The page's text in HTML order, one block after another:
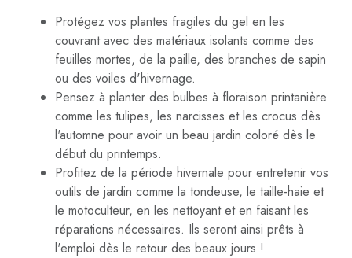
Protégez vos plantes fragiles du gel en les
couvrant avec des matériaux isolants comme des
feuilles mortes, de la paille, des branches de sapin
ou des voiles d'hivernage.
Pensez à planter des bulbes à floraison printanière
comme les tulipes, les narcisses et les crocus dès
l'automne pour avoir un beau jardin coloré dès le
début du printemps.
Profitez de la période hivernale pour entretenir vos
outils de jardin comme la tondeuse, le taille-haie et
le motoculteur, en les nettoyant et en faisant les
réparations nécessaires. Ils seront ainsi prêts à
l'emploi dès le retour des beaux jours !